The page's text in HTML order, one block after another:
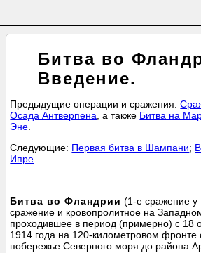
Битва во
Введение.
Предыдущие операции и сражения:
Осада Антверпена , а также Битва на
Эне
Следующие: Первая битва в Шампани;
Ипре
Битва во Фландрии (1-е сражение у
сражение и кровопролитное на
проходившее в период (примерно) с 18
1914 года на 120-километровом фронте
побережье Северного моря до района